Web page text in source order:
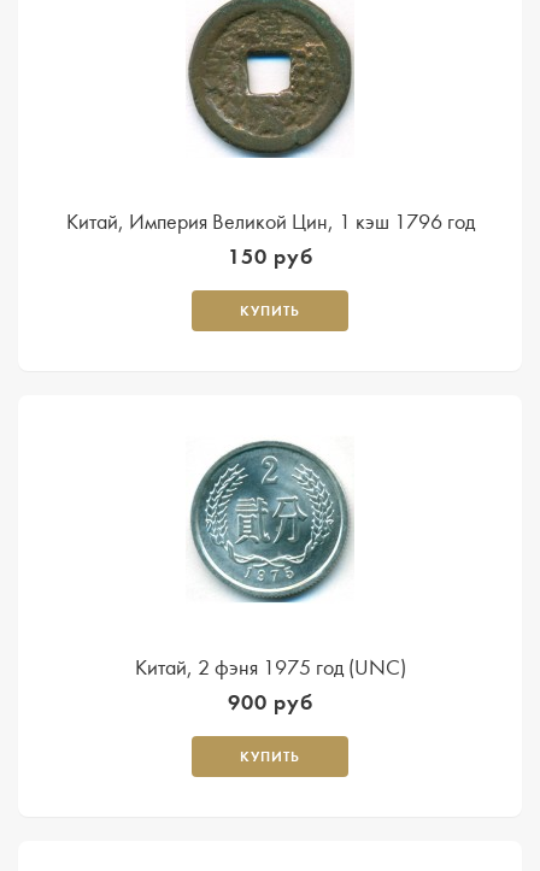
Китай, Империя Великой Цин, 1 кэш 1796 год
150 руб
КУПИТЬ
Китай, 2 фэня 1975 год (UNC)
900 руб
КУПИТЬ